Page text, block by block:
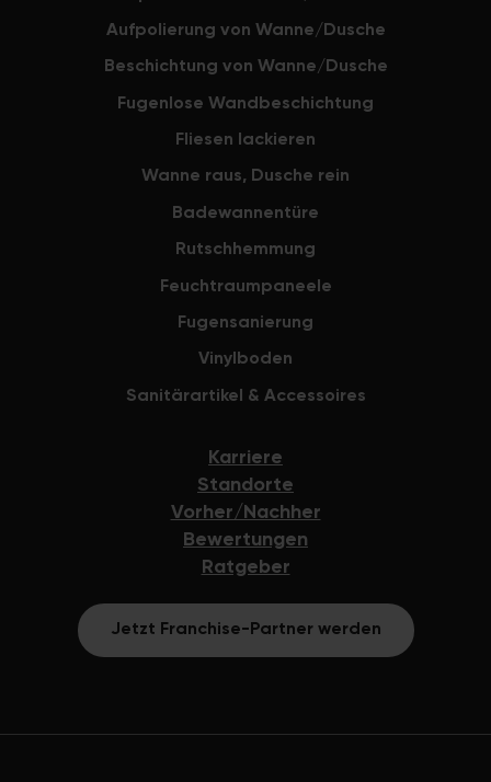
Aufpolierung von Wanne/Dusche
Beschichtung von Wanne/Dusche
Fugenlose Wandbeschichtung
Fliesen lackieren
Wanne raus, Dusche rein
Badewannentüre
Rutschhemmung
Feuchtraumpaneele
Fugensanierung
Vinylboden
Sanitärartikel & Accessoires
Karriere
Standorte
Vorher/Nachher
Bewertungen
Ratgeber
Jetzt Franchise-Partner werden